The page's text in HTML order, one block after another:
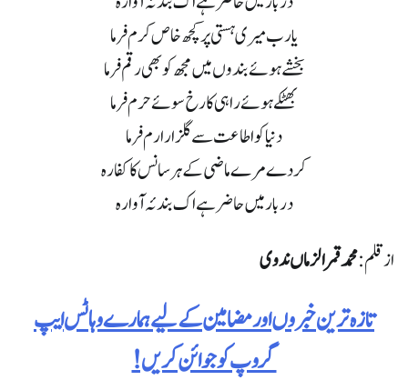
یارب میری ہستی پر کچھ خاص کرم فرما
بخشے ہوئے بندوں میں مجھ کو بھی رقم فرما
بھٹکے ہوئے راہی کا رخ سوئے حرم فرما
دنیا کو اطاعت سے گلزار ارم فرما
کردے مرے ماضی کے ہر سانس کا کفارہ
دربار میں حاضر ہے اک بندئہ آوارہ
ازقلم:محمد قمر الزماں ندوی
تازہ ترین خبروں اور مضامین کے لیے ہمارے وہاٹس ایپ
گروپ کو جوائن کریں!